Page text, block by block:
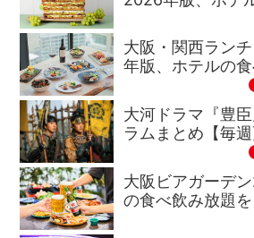
大阪・関西ラン
年版、ホテルの
大河ドラマ『豊
ラムまとめ【毎週
大阪ビアガーデ
の食べ飲み放題